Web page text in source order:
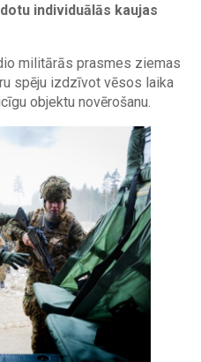
individuālās kaujas
militārās prasmes ziemas
spēju izdzīvot vēsos laika
objektu novērošanu.